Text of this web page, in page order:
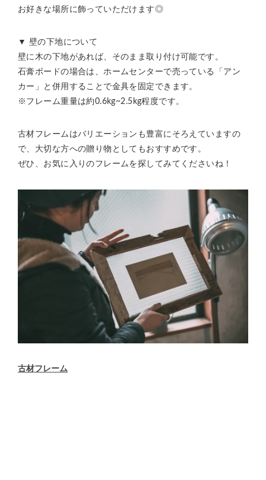
お好きな場所に飾っていただけます◎
▼ 壁の下地について
壁に木の下地があれば、そのまま取り付け可能です。
石膏ボードの場合は、ホームセンターで売っている「アン
カー」と併用することで金具を固定できます。
※フレーム重量は約0.6kg~2.5kg程度です。
古材フレームはバリエーションも豊富にそろえていますの
で、大切な方への贈り物としてもおすすめです。
ぜひ、お気に入りのフレームを探してみてくださいね！
古材フレーム